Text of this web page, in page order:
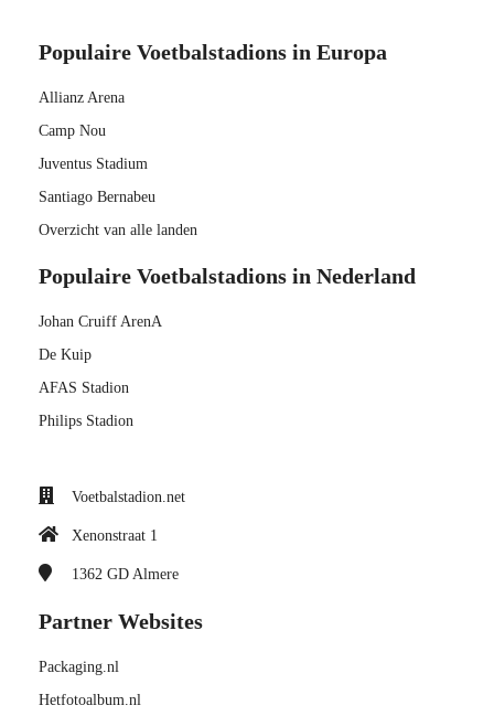
Populaire Voetbalstadions in Europa
Allianz Arena
Camp Nou
Juventus Stadium
Santiago Bernabeu
Overzicht van alle landen
Populaire Voetbalstadions in Nederland
Johan Cruiff ArenA
De Kuip
AFAS Stadion
Philips Stadion
Voetbalstadion.net
Xenonstraat 1
1362 GD Almere
Partner Websites
Packaging.nl
Hetfotoalbum.nl